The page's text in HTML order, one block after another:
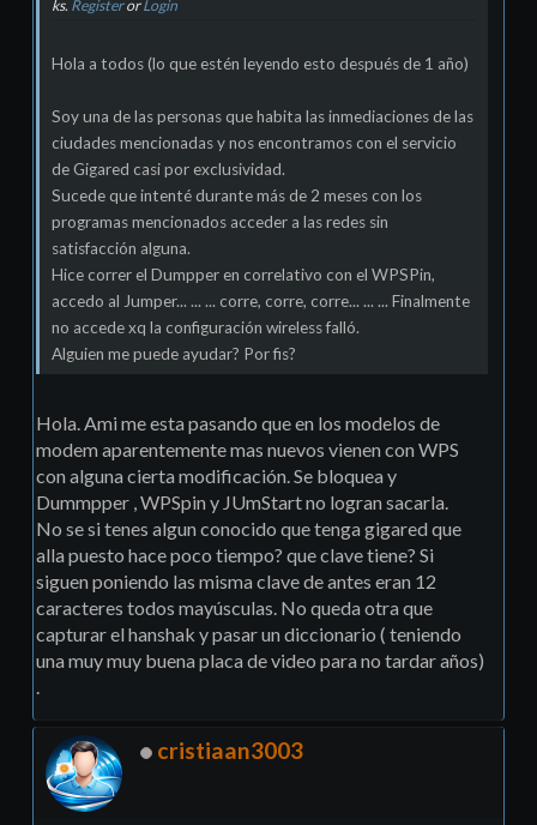
ks. RegisterorLogin
Hola a todos (lo que estén leyendo esto después de 1 año)
Soy una de las personas que habita las inmediaciones de las
ciudades mencionadas y nos encontramos con el servicio
de Gigared casi por exclusividad.
Sucede que intenté durante más de 2 meses con los
programas mencionados acceder a las redes sin
satisfacción alguna.
Hice correr el Dumpper en correlativo con el WPSPin,
accedo al Jumper... ... ... corre, corre, corre... ... ... Finalmente
no accede xq la configuración wireless falló.
Alguien me puede ayudar? Por fis?
Hola. Ami me esta pasando que en los modelos de
modem aparentemente mas nuevos vienen con WPS
con alguna cierta modificación. Se bloquea y
Dummpper , WPSpin y JUmStart no logran sacarla.
No se si tenes algun conocido que tenga gigared que
alla puesto hace poco tiempo? que clave tiene? Si
siguen poniendo las misma clave de antes eran 12
caracteres todos mayúsculas. No queda otra que
capturar el hanshak y pasar un diccionario ( teniendo
una muy muy buena placa de video para no tardar años)
.
cristiaan3003